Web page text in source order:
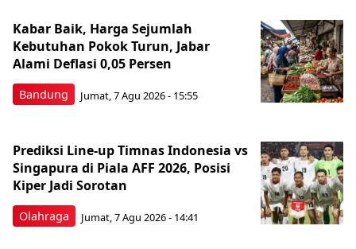
Bandung
Kabar Baik, Harga Sejumlah
Kebutuhan Pokok Turun, Jabar
Alami Deflasi 0,05 Persen
Jumat, 7 Agu 2026 - 15:55
Olahraga
Prediksi Line-up Timnas Indonesia vs
Singapura di Piala AFF 2026, Posisi
Kiper Jadi Sorotan
Jumat, 7 Agu 2026 - 14:41